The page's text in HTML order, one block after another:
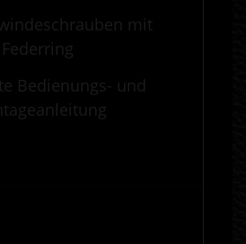
mit
Federring
Bedienungs- und